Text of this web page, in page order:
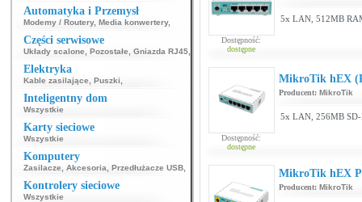
Automatyka i Przemysł
Modemy / Routery, Media konwertery,
Części serwisowe
Układy scalone Pozostałe Gniazda RJ45
Elektryka
Kable zasilające Puszki
Inteligentny dom
Wszystkie
Karty sieciowe
Wszystkie
Komputery
Zasilacze Akcesoria Przedłużacze USB
Kontrolery sieciowe
Wszystkie
Dostępność:
dostępne
5x LAN, 512MB
Dostępność:
dostępne
MikroTik hEX
Producent: MikroTik
5x LAN, 256MB
MikroTik hEX
Producent: MikroTik